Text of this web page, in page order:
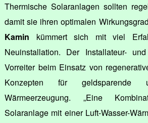
Thermische Solaranlagen sollten
damit sie ihren optimalen
Kamin kümmert sich mit viel
Neuinstallation. Der Installateur-
Vorreiter beim Einsatz von
Konzepten für geldsparende
Wärmeerzeugung. „Eine
Solaranlage mit einer Luft-Wasser-